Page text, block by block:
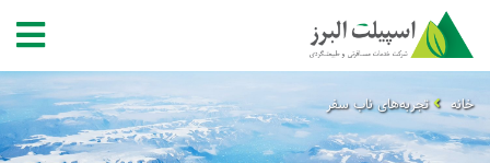
خانه تجربه‌های ناب سفر